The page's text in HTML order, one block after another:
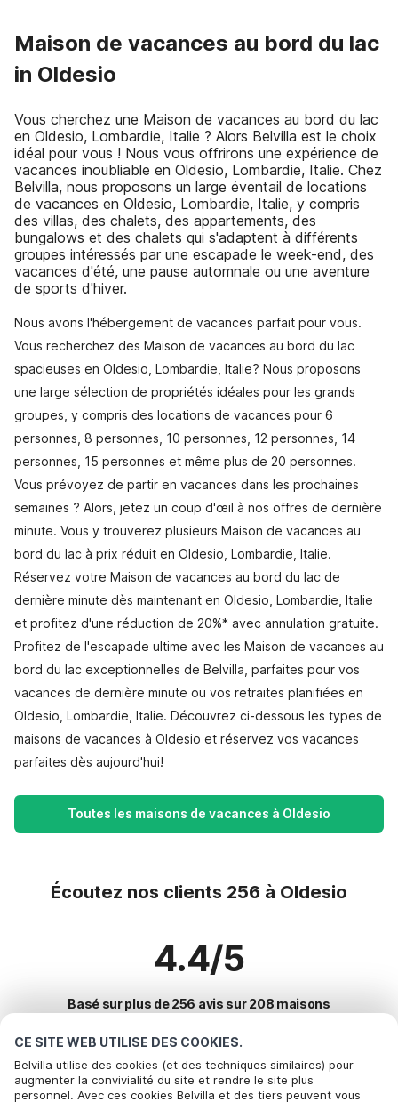
CE SITE WEB UTILISE DES COOKIES.
Belvilla utilise des cookies (et des techniques similaires) pour
augmenter la convivialité du site et rendre le site plus
personnel. Avec ces cookies Belvilla et des tiers peuvent vous
Maison de vacances au bord du lac
in Oldesio
Vous cherchez une Maison de vacances au bord du lac
en Oldesio, Lombardie, Italie ? Alors Belvilla est le choix
idéal pour vous ! Nous vous offrirons une expérience de
vacances inoubliable en Oldesio, Lombardie, Italie. Chez
Belvilla, nous proposons un large éventail de locations
de vacances en Oldesio, Lombardie, Italie, y compris
des villas, des chalets, des appartements, des
bungalows et des chalets qui s'adaptent à différents
groupes intéressés par une escapade le week-end, des
vacances d'été, une pause automnale ou une aventure
de sports d'hiver.
Nous avons l'hébergement de vacances parfait pour vous.
Vous recherchez des Maison de vacances au bord du lac
spacieuses en Oldesio, Lombardie, Italie? Nous proposons
une large sélection de propriétés idéales pour les grands
groupes, y compris des locations de vacances pour 6
personnes, 8 personnes, 10 personnes, 12 personnes, 14
personnes, 15 personnes et même plus de 20 personnes.
Vous prévoyez de partir en vacances dans les prochaines
semaines ? Alors, jetez un coup d'œil à nos offres de dernière
minute. Vous y trouverez plusieurs Maison de vacances au
bord du lac à prix réduit en Oldesio, Lombardie, Italie.
Réservez votre Maison de vacances au bord du lac de
dernière minute dès maintenant en Oldesio, Lombardie, Italie
et profitez d'une réduction de 20%* avec annulation gratuite.
Profitez de l'escapade ultime avec les Maison de vacances au
bord du lac exceptionnelles de Belvilla, parfaites pour vos
vacances de dernière minute ou vos retraites planifiées en
Oldesio, Lombardie, Italie. Découvrez ci-dessous les types de
maisons de vacances à Oldesio et réservez vos vacances
parfaites dès aujourd'hui!
Toutes les maisons de vacances à Oldesio
Écoutez nos clients 256 à Oldesio
4.4/5
Basé sur plus de 256 avis sur 208 maisons
Destinations les plus populaires pour les